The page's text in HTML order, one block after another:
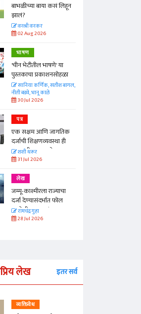
बाभळीच्या बाया कसं लिहून
झालं?
वनश्री वनकर
02 Aug 2026
भाषण
'चीन भेटीतील भाषणे' या
पुस्तकाचा प्रकाशनसोहळा
सानिया कर्णिक, सतीश बागल,
नीती बडवे, भानू काळे
30 Jul 2026
पत्र
एक सक्षम आणि जागतिक
दर्जाची शिक्षणव्यवस्था ही
काळाची गरज आहे
शशी थरूर
31 Jul 2026
लेख
जम्मू-काश्मीरला राज्याचा
दर्जा देण्यासंदर्भात फोल
ठरलेली आश्वासनं
रामचंद्र गुहा
28 Jul 2026
लेख इतर सर्व
व्यक्तिवेध